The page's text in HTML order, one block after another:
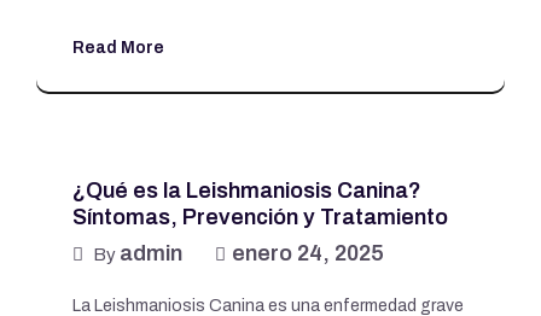
Read More
¿Qué es la Leishmaniosis Canina?
Síntomas, Prevención y Tratamiento
By admin enero 24, 2025
La Leishmaniosis Canina es una enfermedad grave